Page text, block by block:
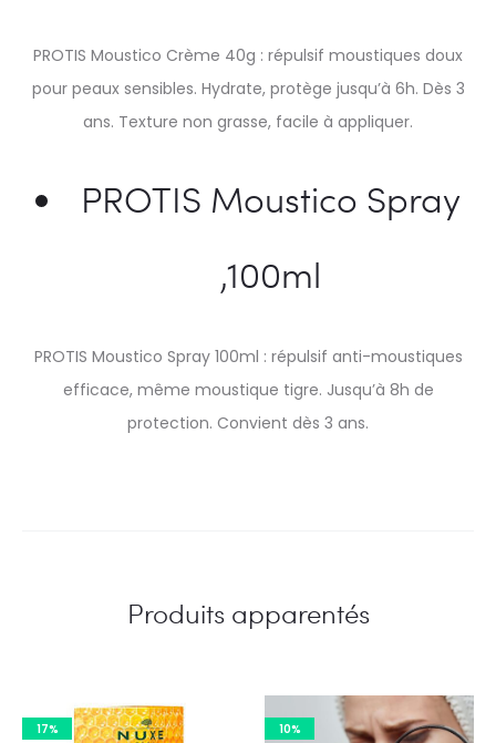
PROTIS Moustico Crème 40g : répulsif moustiques doux
pour peaux sensibles. Hydrate, protège jusqu’à 6h. Dès 3
ans. Texture non grasse, facile à appliquer.
PROTIS Moustico Spray
,100ml
PROTIS Moustico Spray 100ml : répulsif anti-moustiques
efficace, même moustique tigre. Jusqu’à 8h de
protection. Convient dès 3 ans.
Produits apparentés
17% 10%